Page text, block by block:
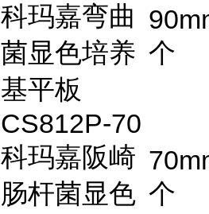
科玛嘉弯曲
菌显色培养
基平板
个
CS812P-70
科玛嘉阪崎
肠杆菌显色 个